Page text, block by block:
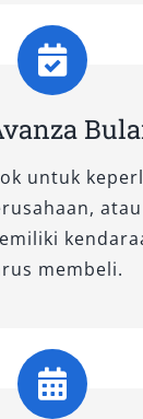
fitur
pelanggan
1.5 G
Avanza ini
yang
(TSS),
tabrakan dan
antar
untuk
membeli.